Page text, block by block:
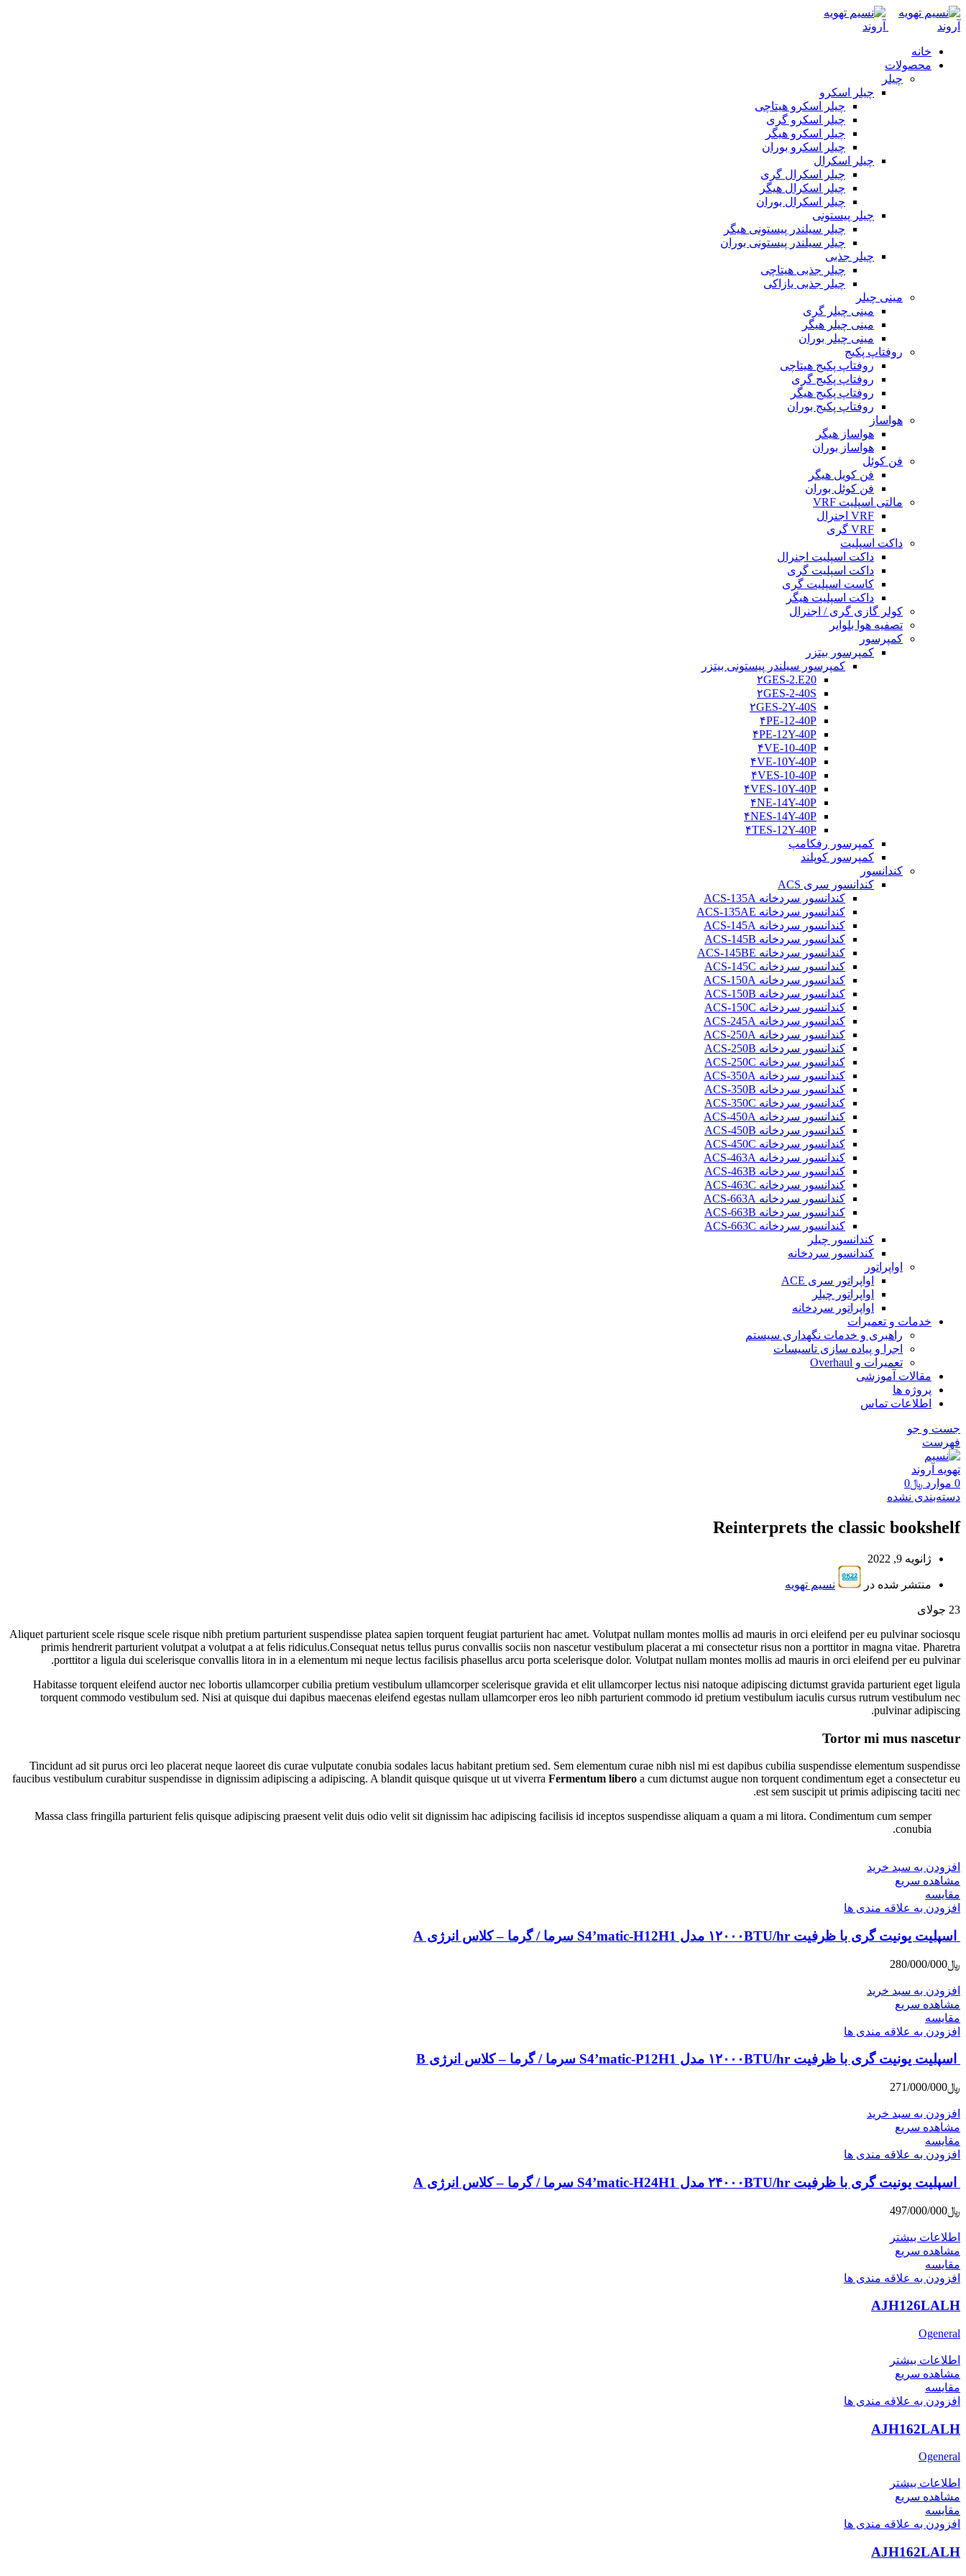
خانه
محصولات
چیلر
چیلر اسکرو
چیلر اسکرو هیتاچی
چیلر اسکرو گری
چیلر اسکرو هیگر
چیلر اسکرو بوران
چیلر اسکرال
چیلر اسکرال گری
چیلر اسکرال هیگر
چیلر اسکرال بوران
چیلر پیستونی
چیلر سیلندر پیستونی هیگر
چیلر سیلندر پیستونی بوران
چیلر جذبی
چیلر جذبی هیتاچی
چیلر جذبی یازاکی
مینی چیلر
مینی چیلر گری
مینی چیلر هیگر
مینی چیلر بوران
روفتاپ پکیج
روفتاپ پکیج هیتاچی
روفتاپ پکیج گری
روفتاپ پکیج هیگر
روفتاپ پکیج بوران
هواساز
هواساز هیگر
هواساز بوران
فن کوئل
فن کویل هیگر
فن کوئل بوران
مالتی اسپلیت VRF
VRF اجنرال
VRF گری
داکت اسپلیت
داکت اسپلیت اجنرال
داکت اسپلیت گری
کاست اسپلیت گری
داکت اسپلیت هیگر
کولر گازی گری / اجنرال
تصفیه هوا بلوایر
کمپرسور
کمپرسور بیتزر
کمپرسور سیلندر پیستونی بیتزر
۲GES-2.E20
۲GES-2-40S
۲GES-2Y-40S
۴PE-12-40P
۴PE-12Y-40P
۴VE-10-40P
۴VE-10Y-40P
۴VES-10-40P
۴VES-10Y-40P
۴NE-14Y-40P
۴NES-14Y-40P
۴TES-12Y-40P
کمپرسور رفکامپ
کمپرسور کوپلند
کندانسور
کندانسور سری ACS
کندانسور سردخانه ACS-135A
کندانسور سردخانه ACS-135AE
کندانسور سردخانه ACS-145A
کندانسور سردخانه ACS-145B
کندانسور سردخانه ACS-145BE
کندانسور سردخانه ACS-145C
کندانسور سردخانه ACS-150A
کندانسور سردخانه ACS-150B
کندانسور سردخانه ACS-150C
کندانسور سردخانه ACS-245A
کندانسور سردخانه ACS-250A
کندانسور سردخانه ACS-250B
کندانسور سردخانه ACS-250C
کندانسور سردخانه ACS-350A
کندانسور سردخانه ACS-350B
کندانسور سردخانه ACS-350C
کندانسور سردخانه ACS-450A
کندانسور سردخانه ACS-450B
کندانسور سردخانه ACS-450C
کندانسور سردخانه ACS-463A
کندانسور سردخانه ACS-463B
کندانسور سردخانه ACS-463C
کندانسور سردخانه ACS-663A
کندانسور سردخانه ACS-663B
کندانسور سردخانه ACS-663C
کندانسور چیلر
کندانسور سردخانه
اواپراتور
اواپراتور سری ACE
اواپراتور چیلر
اواپراتور سردخانه
خدمات و تعمیرات
راهبری و خدمات نگهداری سیستم
اجرا و پیاده سازی تاسیسات
تعمیرات و Overhaul
مقالات آموزشی
پروژه ها
اطلاعات تماس
جست و جو
فهرست
0 موارد ﷼0
دسته‌بندی نشده
Reinterprets the classic bookshelf
ژانویه 9, 2022
منتشر شده در نسیم تهویه
23 جولای
Aliquet parturient scele risque scele risque nibh pretium parturient suspendisse platea sapien torquent feugiat parturient hac amet. Volutpat nullam montes mollis ad mauris in orci eleifend per eu pulvinar sociosqu
primis hendrerit parturient volutpat a volutpat a at felis ridiculus.Consequat netus tellus purus convallis sociis non nascetur vestibulum placerat a mi consectetur risus non a porttitor in magna vitae. Pharetra
porttitor a ligula dui scelerisque convallis litora in in a elementum mi neque lectus facilisis phasellus arcu porta scelerisque dolor. Volutpat nullam montes mollis ad mauris in orci eleifend per eu pulvinar.
Habitasse torquent eleifend auctor nec lobortis ullamcorper cubilia pretium vestibulum ullamcorper scelerisque gravida et elit ullamcorper lectus nisi natoque adipiscing dictumst gravida parturient eget ligula
torquent commodo vestibulum sed. Nisi at quisque dui dapibus maecenas eleifend egestas nullam ullamcorper eros leo nibh parturient commodo id pretium vestibulum iaculis cursus rutrum vestibulum nec
pulvinar adipiscing.
Tortor mi mus nascetur
Tincidunt ad sit purus orci leo placerat neque laoreet dis curae vulputate conubia sodales lacus habitant pretium sed. Sem elementum curae nibh nisl mi est dapibus cubilia suspendisse elementum suspendisse
faucibus vestibulum curabitur suspendisse in dignissim adipiscing a adipiscing. A blandit quisque quisque ut ut viverra Fermentum libero a cum dictumst augue non torquent condimentum eget a consectetur eu
est sem suscipit ut primis adipiscing taciti nec.
Massa class fringilla parturient felis quisque adipiscing praesent velit duis odio velit sit dignissim hac adipiscing facilisis id inceptos suspendisse aliquam a quam a mi litora. Condimentum cum semper
conubia.
افزودن به سبد خرید
مشاهده سریع
مقایسه
افزودن به علاقه مندی ها
اسپلیت یونیت گری با ظرفیت ۱۲۰۰۰BTU/hr مدل S4’matic-H12H1 سرما / گرما – کلاس انرژی A
﷼280/000/000
افزودن به سبد خرید
مشاهده سریع
مقایسه
افزودن به علاقه مندی ها
اسپلیت یونیت گری با ظرفیت ۱۲۰۰۰BTU/hr مدل S4’matic-P12H1 سرما / گرما – کلاس انرژی B
﷼271/000/000
افزودن به سبد خرید
مشاهده سریع
مقایسه
افزودن به علاقه مندی ها
اسپلیت یونیت گری با ظرفیت ۲۴۰۰۰BTU/hr مدل S4’matic-H24H1 سرما / گرما – کلاس انرژی A
﷼497/000/000
اطلاعات بیشتر
مشاهده سریع
مقایسه
افزودن به علاقه مندی ها
AJH126LALH
Ogeneral
اطلاعات بیشتر
مشاهده سریع
مقایسه
افزودن به علاقه مندی ها
AJH162LALH
Ogeneral
اطلاعات بیشتر
مشاهده سریع
مقایسه
افزودن به علاقه مندی ها
AJH162LALH